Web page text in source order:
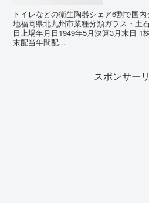
トイレなどの衛生陶器シェア6割で国
地福岡県北九州市業種分類ガラス・土
日上場年月日1949年5月決算3月末日 1
末配当年間配...
スポンサー